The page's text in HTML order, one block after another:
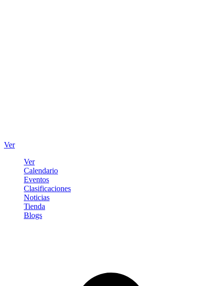
Ver
Ver
Calendario
Eventos
Clasificaciones
Noticias
Tienda
Blogs